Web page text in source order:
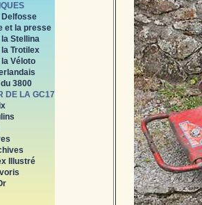
Delfosse
et la presse
Stellina
Trotilex
Véloto
3800
DE LA GC17
Illustré